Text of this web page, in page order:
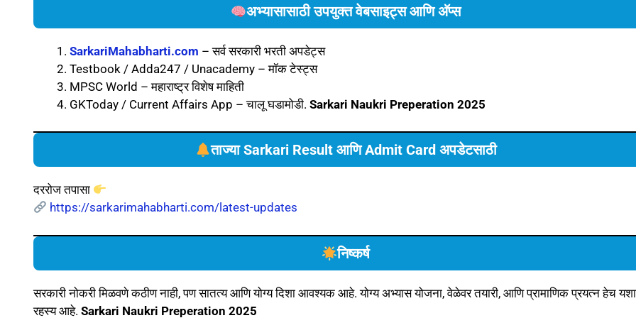
अभ्यासासाठी उपयुक्त वेबसाइट्स आणि अ‍ॅप्स
SarkariMahabharti.com – सर्व सरकारी भरती अपडेट्स
Testbook / Adda247 / Unacademy – मॉक टेस्ट्स
MPSC World – महाराष्ट्र विशेष माहिती
GKToday / Current Affairs App – चालू घडामोडी. Sarkari Naukri Preperation 2025
ताज्या Sarkari Result आणि Admit Card अपडेटसाठी
दररोज तपासा
https://sarkarimahabharti.com/latest-updates
निष्कर्ष
सरकारी नोकरी मिळवणे कठीण नाही, पण सातत्य आणि योग्य दिशा आवश्यक आहे. योग्य अभ्यास योजना, वेळेवर तयारी, आणि प्रामाणिक प्रयत्न हेच
रहस्य आहे. Sarkari Naukri Preperation 2025